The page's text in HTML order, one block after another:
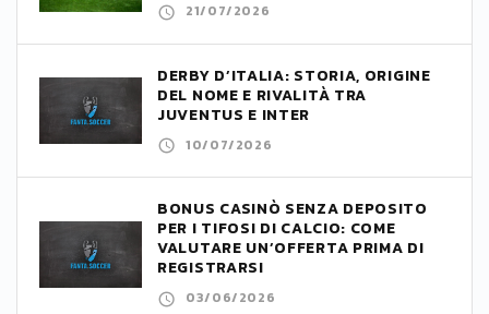
21/07/2026
DERBY D’ITALIA: STORIA, ORIGINE
DEL NOME E RIVALITÀ TRA
JUVENTUS E INTER
10/07/2026
BONUS CASINÒ SENZA DEPOSITO
PER I TIFOSI DI CALCIO: COME
VALUTARE UN’OFFERTA PRIMA DI
REGISTRARSI
03/06/2026